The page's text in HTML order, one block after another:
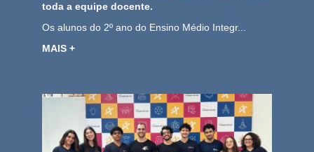
toda a equipe docente.
Os alunos do 2º ano do Ensino Médio Integr...
MAIS +